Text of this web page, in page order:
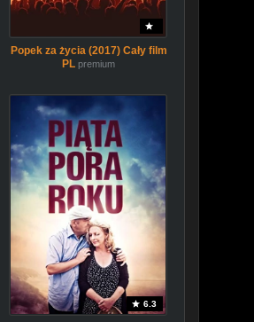
Popek za życia (2017) Cały film
PL premium
6.3